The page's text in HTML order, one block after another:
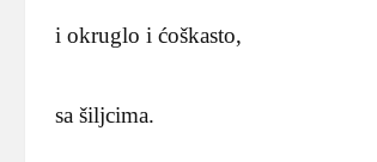
i okruglo i ćoškasto,
sa šiljcima.